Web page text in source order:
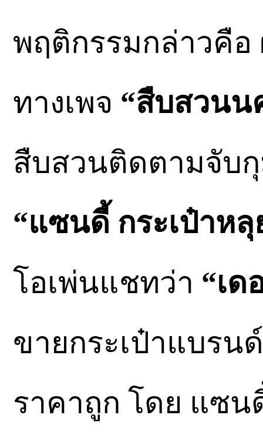
พฤติกรรมกล่าวคือ
ทางเพจ “สืบสวนน
สืบสวนติดตามจับ
“แซนดี้ กระเป๋าหลุ
โอเพ่นแชทว่า “เ
ขายกระเป๋าแบรน
ราคาถูก โดย แซน